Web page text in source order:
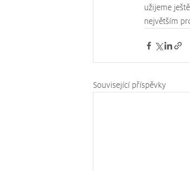
užijeme
největším
Související příspěvky